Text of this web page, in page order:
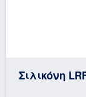
Σιλικόνη